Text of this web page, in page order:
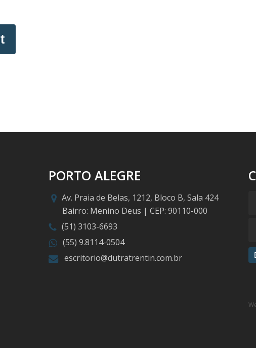
PORTO ALEGRE
Av. Praia de Belas, 1212, Bloco B, Sala 424
Bairro: Menino Deus | CEP: 90110-000
(51) 3103-6693
(55) 9.8114-0504
escritorio@dutratrentin.com.br